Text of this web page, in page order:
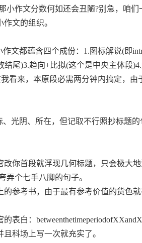
作文分数何如还会丑陋?别急，咱们
文的组织。
文都蕴含四个成份：1.图标解说(即
尾)3.趋向+比拟(这个是中央主体段
看来，本原段必需两分钟内搞定，由
光阴、所在，但记取不行照抄标题
你首段就浮现几何标题，只会极大
弄个七手八脚的句子。
参考书，由于最有参考价值的货色
表白：
科场上写一次就充实了。